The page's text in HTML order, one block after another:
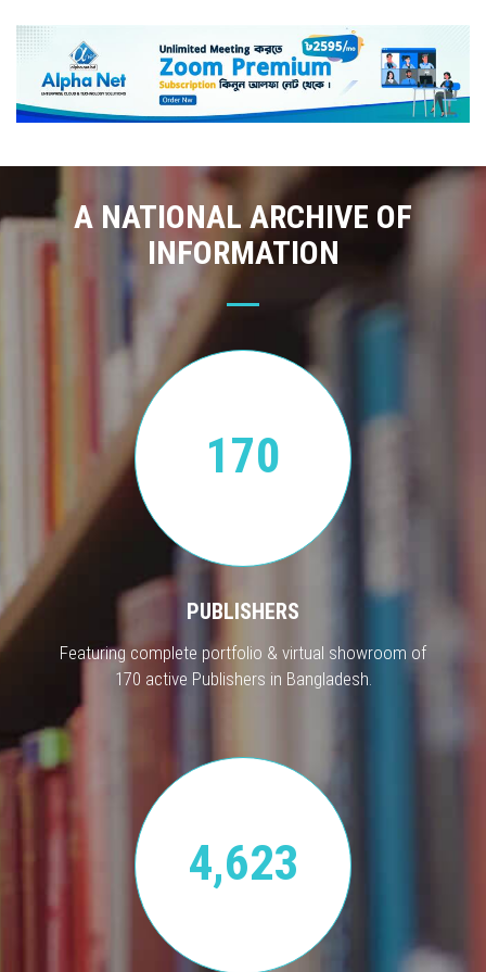
A NATIONAL ARCHIVE OF
INFORMATION
170
PUBLISHERS
Featuring complete portfolio & virtual showroom of
170 active Publishers in Bangladesh.
4,623